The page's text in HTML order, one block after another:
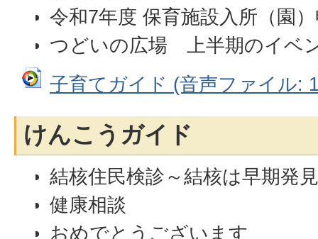
令和7年度 保育施設入所（園
つどいの広場 上半期のイベ
子育てガイド (音声ファイル:
けんこうガイド
結核住民検診～結核は早期発
健康相談
おめでとうございます